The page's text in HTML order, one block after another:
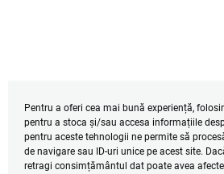
Pentru a oferi cea mai bună experiență,
pentru a stoca și/sau accesa informațiile
pentru aceste tehnologii ne permite să
de navigare sau ID-uri unice pe acest site.
retragi consimțământul dat poate avea